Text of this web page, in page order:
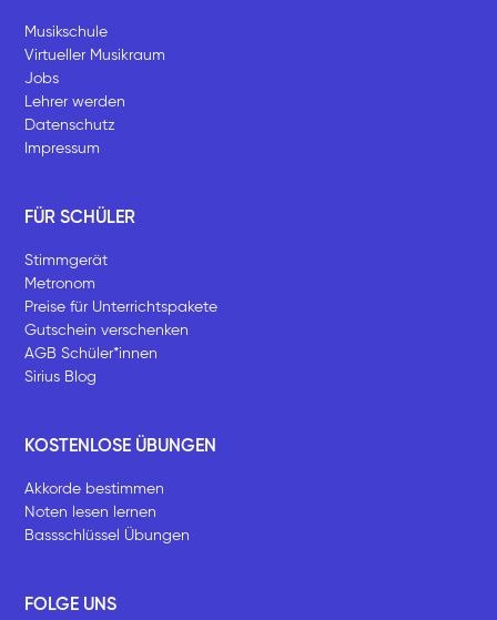
Musikschule
Virtueller Musikraum
Jobs
Lehrer werden
Datenschutz
Impressum
FÜR SCHÜLER
Stimmgerät
Metronom
Preise für Unterrichtspakete
Gutschein verschenken
AGB Schüler*innen
Sirius Blog
KOSTENLOSE ÜBUNGEN
Akkorde bestimmen
Noten lesen lernen
Bassschlüssel Übungen
FOLGE UNS